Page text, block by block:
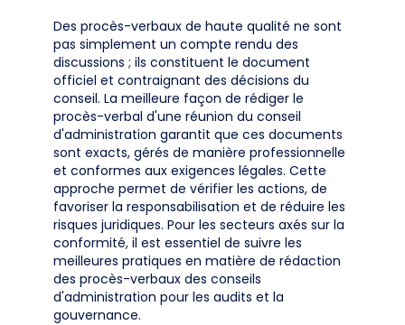
Des procès-verbaux de haute qualité ne sont
pas simplement un compte rendu des
discussions ; ils constituent le document
officiel et contraignant des décisions du
conseil. La meilleure façon de rédiger le
procès-verbal d'une réunion du conseil
d'administration garantit que ces documents
sont exacts, gérés de manière professionnelle
et conformes aux exigences légales. Cette
approche permet de vérifier les actions, de
favoriser la responsabilisation et de réduire les
risques juridiques. Pour les secteurs axés sur la
conformité, il est essentiel de suivre les
meilleures pratiques en matière de rédaction
des procès-verbaux des conseils
d'administration pour les audits et la
gouvernance.